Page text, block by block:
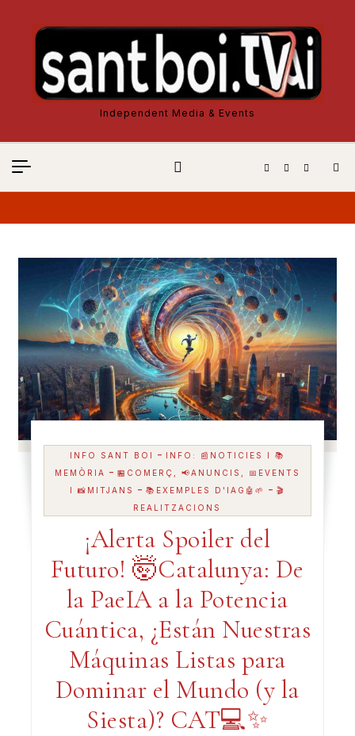
Independent Media & Events
INFO SANT BOI - INFO: 📰NOTICIES I 📚
MEMÒRIA - 🏪COMERÇ, 📢ANUNCIS, 📅EVENTS
I 📸MITJANS
-📚EXEMPLES D'IAG🤖🌱 -🎬
REALITZACIONS
¡Alerta Spoiler del
Futuro! 🤯Catalunya: De
la PaeIA a la Potencia
Cuántica, ¿Están Nuestras
Máquinas Listas para
Dominar el Mundo (y la
Siesta)? CAT💻✨